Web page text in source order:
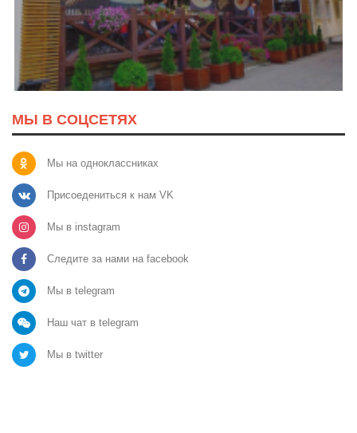
МЫ В СОЦСЕТЯХ
Мы на одноклассниках
Присоедениться к нам VK
Мы в instagram
Следите за нами на facebook
Мы в telegram
Наш чат в telegram
Мы в twitter